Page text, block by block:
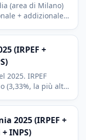
(area di Milano)
+ addizionale
(IRPEF +
2025. IRPEF
(3,33%, la più alta
2025 (IRPEF +
INPS)